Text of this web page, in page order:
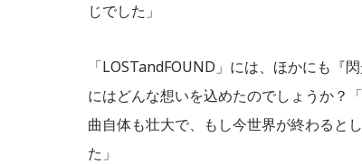
じでした」
「LOSTandFOUND」には、ほかにも『
にはどんな想いを込めたのでしょうか？
曲自体も壮大で、もし今世界が終わると
た」